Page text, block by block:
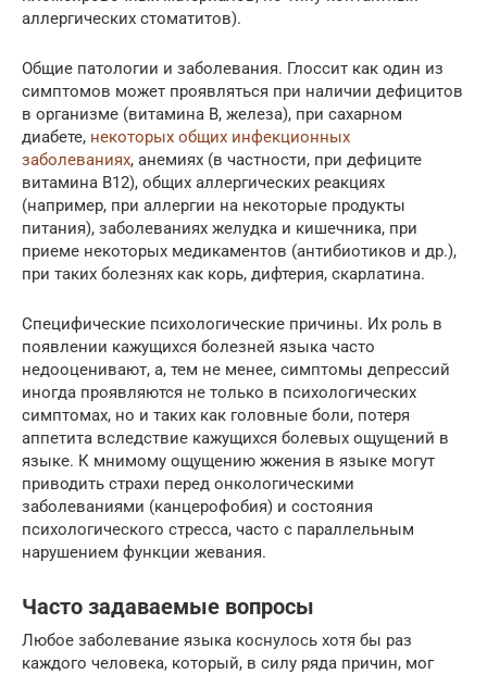
аллергических стоматитов).
Общие патологии и заболевания. Глоссит как один из
симптомов может проявляться при наличии дефицитов
в организме (витамина В, железа), при сахарном
диабете, некоторых общих инфекционных
заболеваниях, анемиях (в частности, при дефиците
витамина В12), общих аллергических реакциях
(например, при аллергии на некоторые продукты
питания), заболеваниях желудка и кишечника, при
приеме некоторых медикаментов (антибиотиков и др.),
при таких болезнях как корь, дифтерия, скарлатина.
Специфические психологические причины. Их роль в
появлении кажущихся болезней языка часто
недооценивают, а, тем не менее, симптомы депрессий
иногда проявляются не только в психологических
симптомах, но и таких как головные боли, потеря
аппетита вследствие кажущихся болевых ощущений в
языке. К мнимому ощущению жжения в языке могут
приводить страхи перед онкологическими
заболеваниями (канцерофобия) и состояния
психологического стресса, часто с параллельным
нарушением функции жевания.
Часто задаваемые вопросы
Любое заболевание языка коснулось хотя бы раз
каждого человека, который, в силу ряда причин, мог